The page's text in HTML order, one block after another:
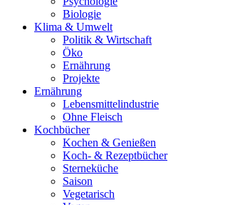
Biologie
Klima & Umwelt
Politik & Wirtschaft
Öko
Ernährung
Projekte
Ernährung
Lebensmittelindustrie
Ohne Fleisch
Kochbücher
Kochen & Genießen
Koch- & Rezeptbücher
Sterneküche
Saison
Vegetarisch